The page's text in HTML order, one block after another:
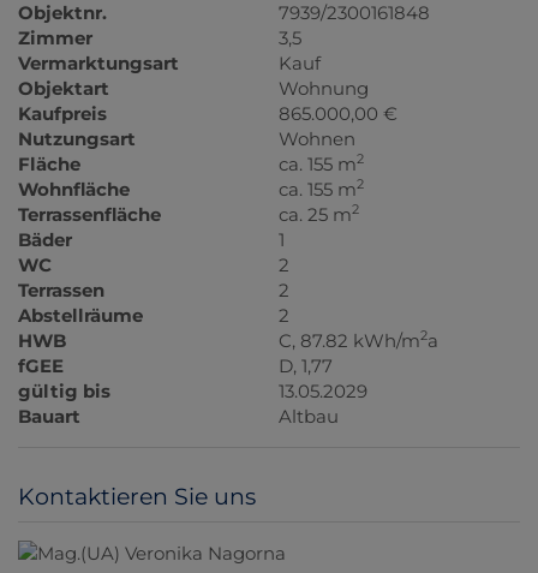
Objektnr.
7939/2300161848
Zimmer
3,5
Vermarktungsart
Kauf
Objektart
Wohnung
Kaufpreis
865.000,00 €
Nutzungsart
Wohnen
Fläche
ca. 155 m2
Wohnfläche ca. 155 m2
Terrassenfläche ca. 25 m2
Bäder
1
WC
2
Terrassen
2
Abstellräume
2
HWB
C, 87.82 kWh/m2a
fGEE
D, 1,77
gültig bis
13.05.2029
Bauart
Altbau
Kontaktieren Sie uns